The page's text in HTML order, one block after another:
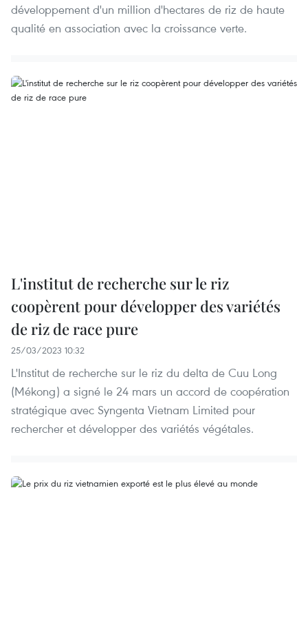
développement d'un million d'hectares de riz de haute
qualité en association avec la croissance verte.
L'institut de recherche sur le riz
coopèrent pour développer des variétés
de riz de race pure
25/03/2023 10:32
L'Institut de recherche sur le riz du delta de Cuu Long
(Mékong) a signé le 24 mars un accord de coopération
stratégique avec Syngenta Vietnam Limited pour
rechercher et développer des variétés végétales.